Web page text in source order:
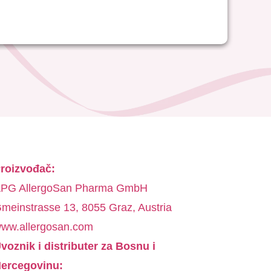
AllergoSan Pharma GmbH
13, 8055 Graz, Austria
i distributer za Bosnu i